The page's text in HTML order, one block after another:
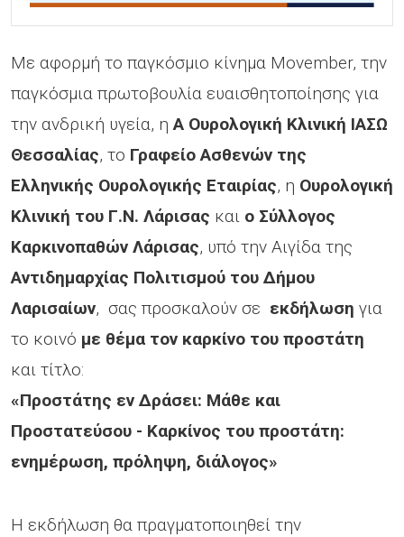
Με αφορμή το παγκόσμιο κίνημα Movember, την
παγκόσμια πρωτοβουλία ευαισθητοποίησης για
την ανδρική υγεία, ηΑ Ουρολογική Κλινική ΙΑΣΩ
Θεσσαλίας, το Γραφείο Ασθενών της
Ελληνικής Ουρολογικής Εταιρίας, η Ουρολογική
Κλινική του Γ.Ν. Λάρισας και ο Σύλλογος
Καρκινοπαθών Λάρισας, υπό την Αιγίδα της
Αντιδημαρχίας Πολιτισμού του Δήμου
Λαρισαίων, σας προσκαλούν σε εκδήλωση για
το κοινό με θέμα τον καρκίνο του προστάτη
και τίτλο:
«Προστάτης εν Δράσει: Μάθε και
Προστατεύσου - Καρκίνος του προστάτη:
ενημέρωση, πρόληψη, διάλογος»
Η εκδήλωση θα πραγματοποιηθεί την